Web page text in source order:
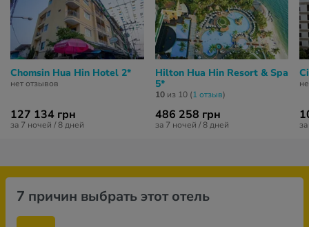
Chomsin Hua Hin Hotel 2*
нет отзывов
127 134 грн
за 7 ночей / 8 дней
Hilton Hua Hin Resort & Spa
5*
10из 10 (1 отзыв)
486 258 грн
за 7 ночей / 8 дней
7 причин выбрать этот отель